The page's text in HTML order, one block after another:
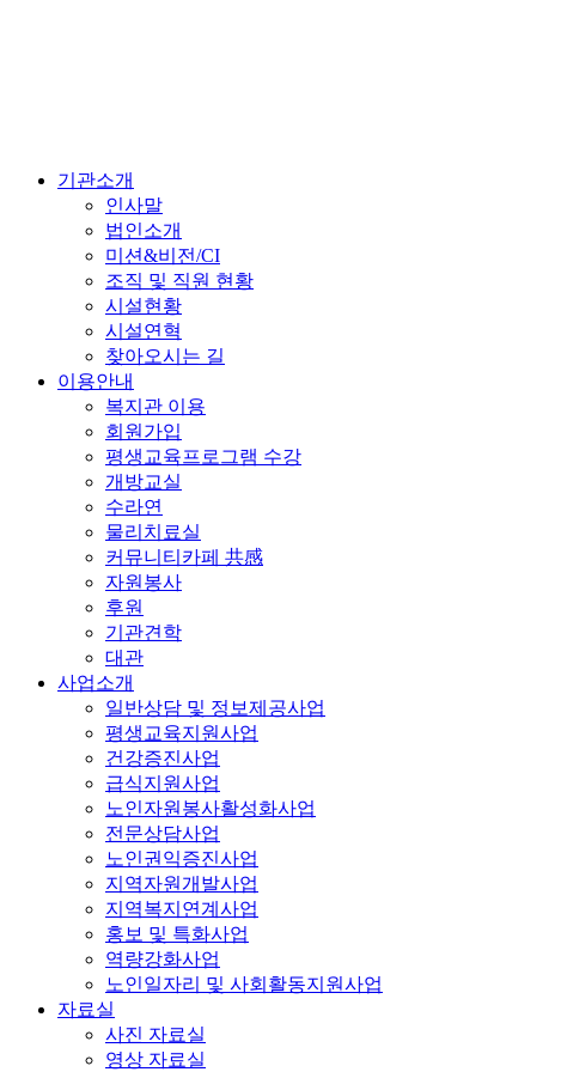
기관소개
인사말
법인소개
미션&비전/CI
조직 및 직원 현황
시설현황
시설연혁
찾아오시는 길
이용안내
복지관 이용
회원가입
평생교육프로그램 수강
개방교실
수라연
물리치료실
커뮤니티카페 共感
자원봉사
후원
기관견학
대관
사업소개
일반상담 및 정보제공사업
평생교육지원사업
건강증진사업
급식지원사업
노인자원봉사활성화사업
전문상담사업
노인권익증진사업
지역자원개발사업
지역복지연계사업
홍보 및 특화사업
역량강화사업
노인일자리 및 사회활동지원사업
자료실
사진 자료실
영상 자료실